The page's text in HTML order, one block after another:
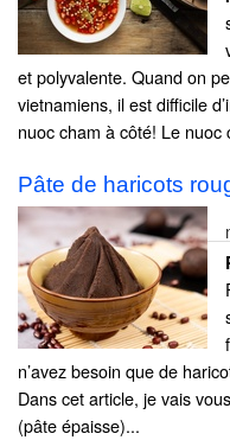
et polyvalente. Quand on
vietnamiens, il est difficile
nuoc cham à côté! Le nuoc
Pâte de haricots
n’avez besoin que de
Dans cet article, je vais
(pâte épaisse)...